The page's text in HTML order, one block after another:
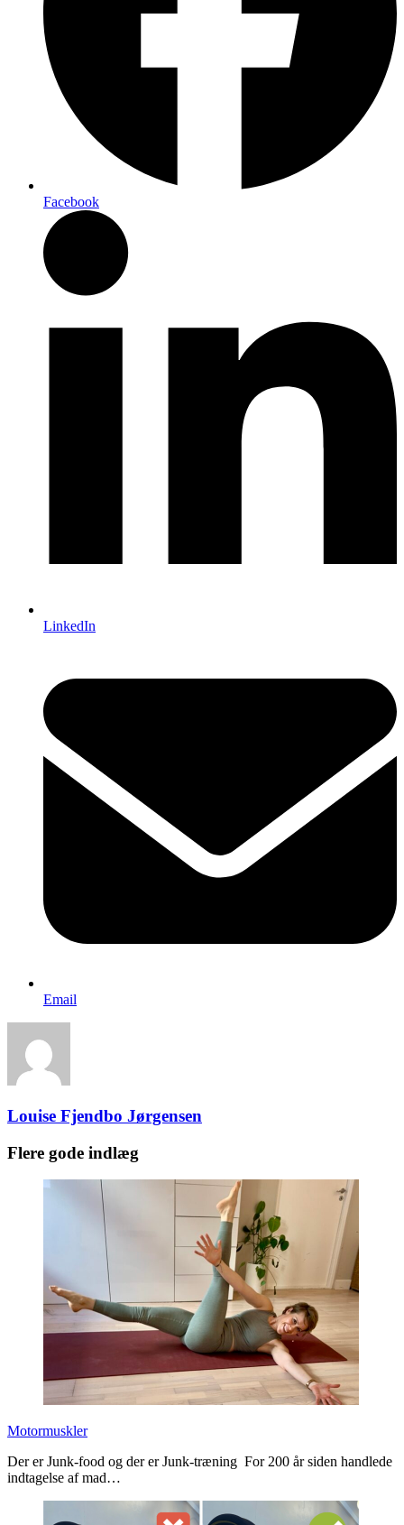
Facebook
LinkedIn
Email
Louise Fjendbo Jørgensen
Flere gode indlæg
Motormuskler
Der er Junk-food og der er Junk-træning For 200 år siden handlede
indtagelse af mad…